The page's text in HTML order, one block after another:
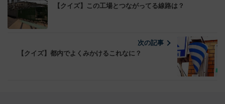
【クイズ】この工場とつながってる線路は？
次の記事
【クイズ】都内でよくみかけるこれなに？